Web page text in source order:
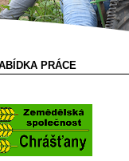
PRÁCE